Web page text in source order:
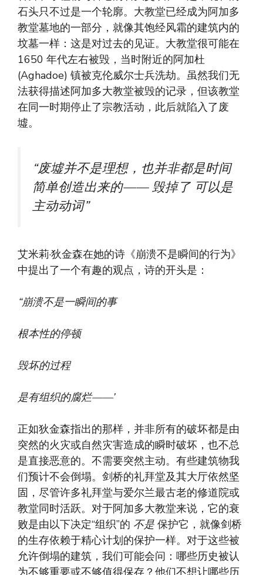
石头只不过是一个轮廓。大教堂已经成为阿加多
教堂墓地的一部分，就像其饱经风霜的建筑内的
坟墓一样：这是对过去的见证。大教堂很可能在
1650 年代左右被毁，当时附近的阿加杜
(Aghadoe) 镇被克伦威尔士兵洗劫。虽然我们无
法获得描述阿加多大教堂被毁的记录，但该教堂
在同一时期停止了宗教活动，此后就陷入了废
墟。
“废墟并不是理想，也并非都是时间
简单创造出来的——毁掉了 可以是
主动动词”
艾米莉·狄金森在她的诗《崩溃不是瞬间的行为》
中提出了一个有趣的观点，诗的开头是：
“崩溃不是一瞬间的事
根本性的停顿
毁坏的过程
是有组织的腐烂——’
正如狄金森指出的那样，并非所有的破坏都是由
突然的火灾或自然灾害造成的瞬时破坏，也不总
是直接恶意的。不需要突然主动。有些建筑物我
们预计不会倒塌。剑桥的礼拜堂及其大厅依然坚
固，尽管许多礼拜堂与爱尔兰最古老的修道院或
教堂同时活跃。对于阿加多大教堂来说，它的衰
败是由以下决定“组织”的 不是 保护它，就像剑桥
的生存依赖于精心计划的保护一样。对于这些被
允许倒塌的建筑，我们可能会问：哪些历史被认
为不够重要或不够值得保存？他们不想让哪些历